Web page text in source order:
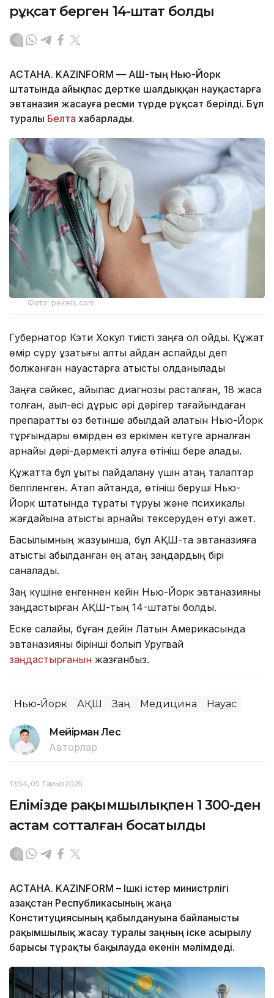
рұқсат берген 14-штат болды
АСТАНА. KAZINFORM — АҚШ-тың Нью-Йорк
штатында айықпас дертке шалдыққан науқастарға
эвтаназия жасауға ресми түрде рұқсат берілді. Бұл
туралы Белта хабарлады.
Фото: pexels.com
Губернатор Кэти Хокул тиісті заңға қол қойды. Құжат
өмір сүру ұзақтығы алты айдан аспайды деп
болжанған науқастарға қатысты қолданылады
Заңға сәйкес, айықпас диагнозы расталған, 18 жасқа
толған, ақыл-есі дұрыс әрі дәрігер тағайындаған
препаратты өз бетінше қабылдай алатын Нью-Йорк
тұрғындары өмірден өз еркімен кетуге арналған
арнайы дәрі-дәрмекті алуға өтініш бере алады.
Құжатта бұл құқықты пайдалану үшін қатаң талаптар
белгіленген. Атап айтқанда, өтініш беруші Нью-
Йорк штатында тұрақты тұруы және психикалық
жағдайына қатысты арнайы тексеруден өтуі қажет.
Басылымның жазуынша, бұл АҚШ-та эвтаназияға
қатысты қабылданған ең қатаң заңдардың бірі
саналады.
Заң күшіне енгеннен кейін Нью-Йорк эвтаназияны
заңдастырған АҚШ-тың 14-штаты болды.
Еске салайық, бұған дейін Латын Америкасында
эвтаназияны бірінші болып Уругвай
заңдастырғанын жазғанбыз.
Нью-Йорк АҚШ Заң Медицина Науқас
Мейірман Лес
Авторлар
13:54, 05 Тамыз 2026
Елімізде рақымшылықпен 1 300-ден
астам сотталған босатылды
АСТАНА. KAZINFORM – Ішкі істер министрлігі
Қазақстан Республикасының жаңа
Конституциясының қабылдануына байланысты
рақымшылық жасау туралы заңның іске асырылу
барысы тұрақты бақылауда екенін мәлімдеді.